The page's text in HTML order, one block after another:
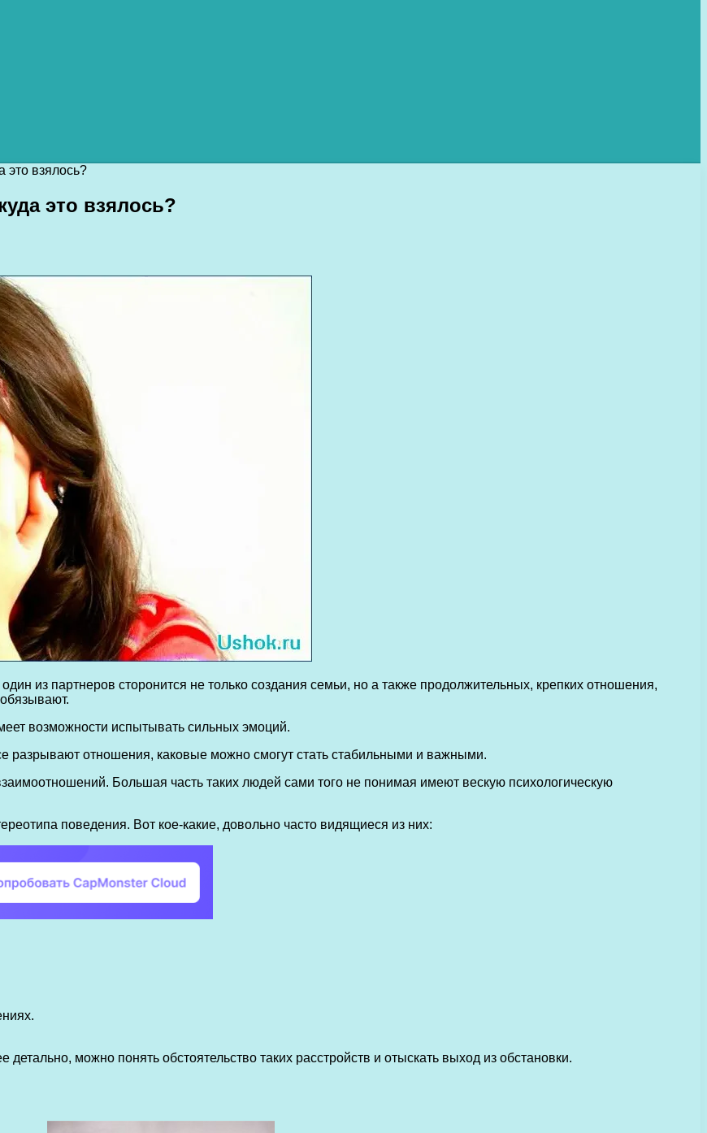
это взялось?
это взялось?
из партнеров сторонится не только создания семьи, но а также продолжительных, крепких отношения,
возможности испытывать сильных эмоций.
разрывают отношения, каковые можно смогут стать стабильными и важными.
Большая часть таких людей сами того не понимая имеют вескую психологическую
поведения. Вот кое-какие, довольно часто видящиеся из них:
детально, можно понять обстоятельство таких расстройств и отыскать выход из обстановки.